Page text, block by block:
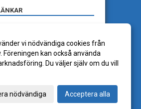
vi nödvändiga cookies från
kan också använda
Du väljer själv om du vill
nödvändiga Acceptera alla